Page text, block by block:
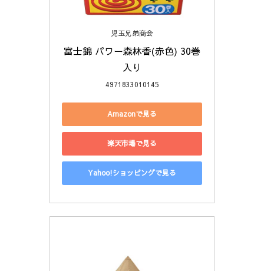
児玉兄弟商会
富士錦 パワー森林香(赤色) 30巻
入り
4971833010145
Amazonで見る
楽天市場で見る
Yahoo!ショッピングで見る